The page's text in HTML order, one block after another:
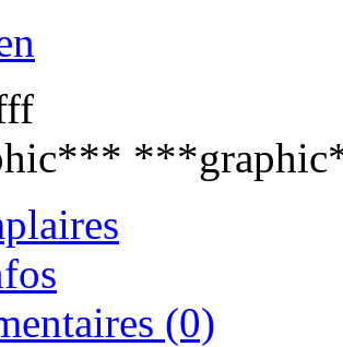
(0)